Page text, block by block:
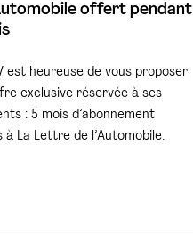
offert pendant
est heureuse de vous proposer
exclusive réservée à ses
: 5 mois d’abonnement
La Lettre de l’Automobile.